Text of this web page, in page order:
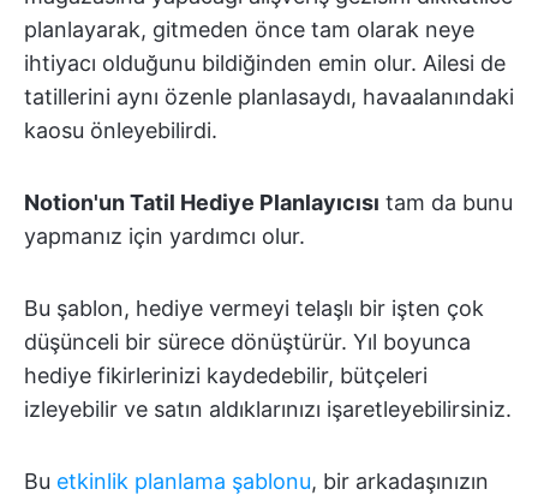
planlayarak, gitmeden önce tam olarak neye
ihtiyacı olduğunu bildiğinden emin olur. Ailesi de
tatillerini aynı özenle planlasaydı, havaalanındaki
kaosu önleyebilirdi.
Notion'un Tatil Hediye Planlayıcısı tam da bunu
yapmanız için yardımcı olur.
Bu şablon, hediye vermeyi telaşlı bir işten çok
düşünceli bir sürece dönüştürür. Yıl boyunca
hediye fikirlerinizi kaydedebilir, bütçeleri
izleyebilir ve satın aldıklarınızı işaretleyebilirsiniz.
Bu etkinlik planlama şablonu, bir arkadaşınızın